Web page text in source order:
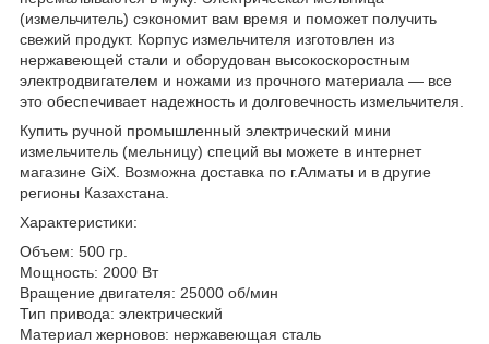
(измельчитель) сэкономит вам время и поможет получить
свежий продукт. Корпус измельчителя изготовлен из
нержавеющей стали и оборудован высокоскоростным
электродвигателем и ножами из прочного материала — все
это обеспечивает надежность и долговечность измельчителя.
Купить ручной промышленный электрический мини
измельчитель (мельницу) специй вы можете в интернет
магазине GiX. Возможна доставка по г.Алматы и в другие
регионы Казахстана.
Характеристики:
Объем: 500 гр.
Мощность: 2000 Вт
Вращение двигателя: 25000 об/мин
Тип привода: электрический
Материал жерновов: нержавеющая сталь